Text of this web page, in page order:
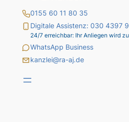
0155 60 11 80 35
Digitale Assistenz: 030 4397
24/7 erreichbar: Ihr Anliegen wird
WhatsApp Business
kanzlei@ra-aj.de